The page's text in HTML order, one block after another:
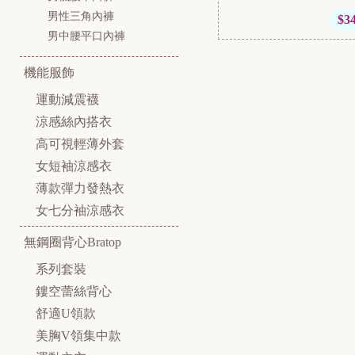
男性三角內褲
男中腰平口內褲
機能服飾
運動減震襪
涼感絲內搭衣
高可視輕薄外套
女短袖涼感衣
薄款彈力發熱衣
女七分袖涼感衣
無鋼圈背心Bratop
系列套裝
鏤空蕾絲背心
舒適U領款
美胸V領集中款